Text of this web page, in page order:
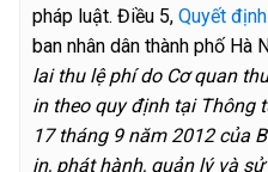
pháp luật. Điều 5, Quyết
ban nhân dân thành phố Hà
lai thu lệ phí do Cơ quan
in theo quy định tại Thông
17 tháng 9 năm 2012 của
in, phát hành, quản lý và